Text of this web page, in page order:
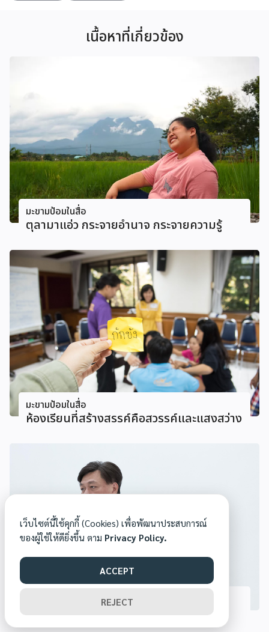
เนื้อหาที่เกี่ยวข้อง
มะขามป้อมในสื่อ
ตุลามาแอ่ว กระจายอำนาจ กระจายความรู้
มะขามป้อมในสื่อ
ห้องเรียนที่สร้างสรรค์คือสวรรค์และแสงสว่าง
เว็บไซต์นี้ใช้คุกกี้ (Cookies) เพื่อพัฒนาประสบการณ์
ของผู้ใช้ให้ดียิ่งขึ้น ตาม Privacy Policy.
ACCEPT
REJECT